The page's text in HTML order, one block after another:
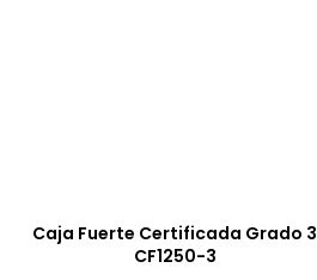
Caja Fuerte Certificada Grado 3
CF1250-3